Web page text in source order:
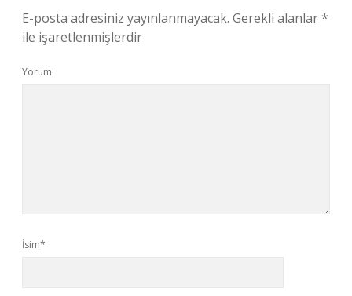
E-posta adresiniz yayınlanmayacak. Gerekli alanlar*
ile işaretlenmişlerdir
Yorum
İsim*